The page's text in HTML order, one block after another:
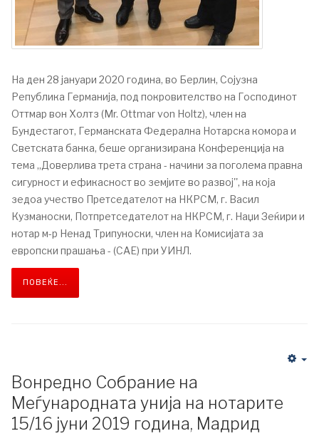
На ден 28 jануари 2020 година, во Берлин, Сојузна
Република Германија, под покровителство на Господинот
Оттмар вон Холтз (Mr. Ottmar von Holtz), член на
Бундестагот, Германската Федерална Нотарска комора и
Светската банка, беше организирана Конференција на
тема ,,Доверлива трета страна - начини за поголема правна
сигурност и ефикасност во земјите во развој'', на која
зедоа учество Претседателот на НКРСМ, г. Васил
Кузманоски, Потпретседателот на НКРСМ, г. Наџи Зеќири и
нотар м-р Ненад Трипуноски, член на Комисијата за
европски прашања - (CАЕ) при УИНЛ.
ПОВЕЌЕ...
Вонредно Собрание на
Меѓународната унија на нотарите
15/16 јуни 2019 година, Мадрид